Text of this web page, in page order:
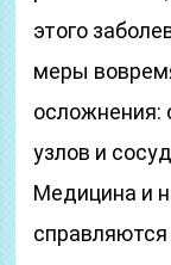
этого
меры
осложнения:
узлов и
Медицина и